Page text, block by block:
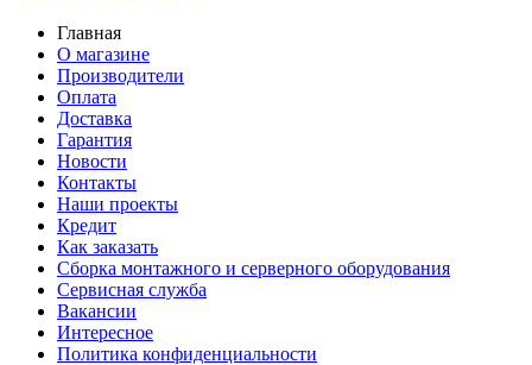
Главная
О магазине
Производители
Оплата
Доставка
Гарантия
Новости
Контакты
Наши проекты
Кредит
Как заказать
Сборка монтажного и серверного оборудования
Сервисная служба
Вакансии
Интересное
Политика конфиденциальности